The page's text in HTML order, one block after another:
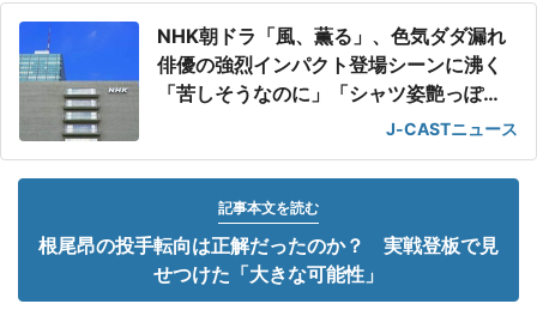
NHK朝ドラ「風、薫る」、色気ダダ漏れ
俳優の強烈インパクト登場シーンに沸く
「苦しそうなのに」「シャツ姿艶っぽ
J-CASTニュース
記事本文を読む
根尾昂の投手転向は正解だったのか？ 実戦登板で見
せつけた「大きな可能性」